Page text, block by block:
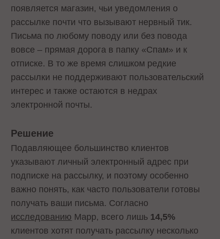
появляется магазин, чьи уведомления о
рассылке почти что вызывают нервный тик.
Письма по любому поводу или без повода
вовсе – прямая дорога в папку «Спам» и к
отписке. В то же время слишком редкие
рассылки не поддерживают пользовательский
интерес и также остаются в недрах
электронной почты.
Решение
Подавляющее большинство клиентов
указывают личный электронный адрес при
подписке на рассылку, и поэтому особенно
важно понять, как часто пользователи готовы
получать ваши письма. Согласно
исследованию Mapp, всего лишь 14,5%
клиентов хотят получать рассылку несколько